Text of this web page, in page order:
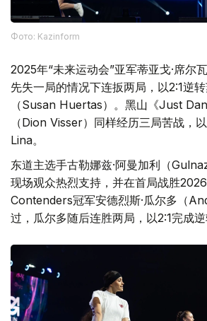
Фото: Kazinform
2025年“未来运动会”亚军蒂亚戈·席尔
先失一局的情况下连扳两局，以2:1逆
（Susan Huertas）。黑山《Just
（Dion Visser）同样经历三局苦战，
Lina。
东道主选手古勒娜兹·阿曼加利（
现场观众热烈支持，并在首局战胜
Contenders冠军安德烈斯·瓜尔多（
过，瓜尔多随后连胜两局，以2:1完成逆